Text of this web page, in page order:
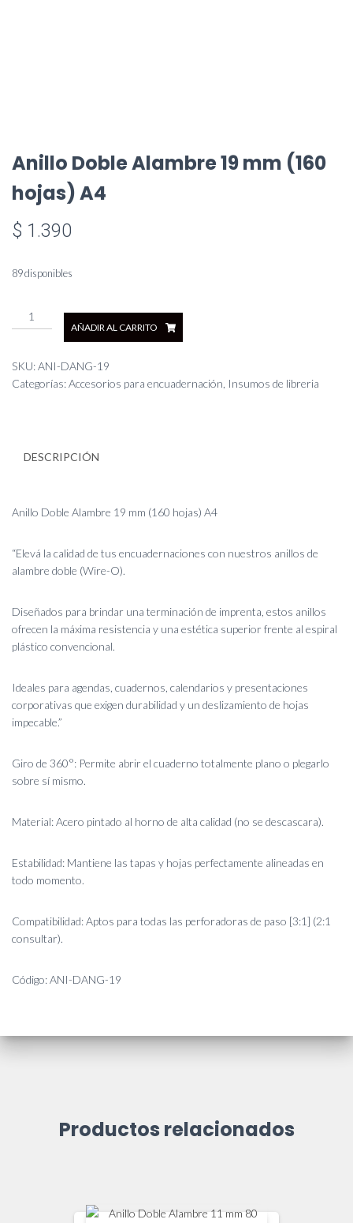
Anillo Doble Alambre 19 mm (160
hojas) A4
$ 1.390
89 disponibles
Anillo
Doble
19
mm
cantidad
AÑADIR AL CARRITO
SKU:ANI-DANG-19
Categorías:Accesorios para encuadernación Insumos de libreria
DESCRIPCIÓN
Anillo Doble Alambre 19 mm (160 hojas) A4
“Elevá la calidad de tus encuadernaciones con nuestros anillos de
alambre doble (Wire-O).
Diseñados para brindar una terminación de imprenta, estos anillos
ofrecen la máxima resistencia y una estética superior frente al espiral
plástico convencional.
Ideales para agendas, cuadernos, calendarios y presentaciones
corporativas que exigen durabilidad y un deslizamiento de hojas
impecable.”
Giro de 360°: Permite abrir el cuaderno totalmente plano o plegarlo
sobre sí mismo.
Material: Acero pintado al horno de alta calidad (no se descascara).
Estabilidad: Mantiene las tapas y hojas perfectamente alineadas en
todo momento.
Compatibilidad: Aptos para todas las perforadoras de paso [3:1] (2:1
consultar).
Código: ANI-DANG-19
Productos relacionados